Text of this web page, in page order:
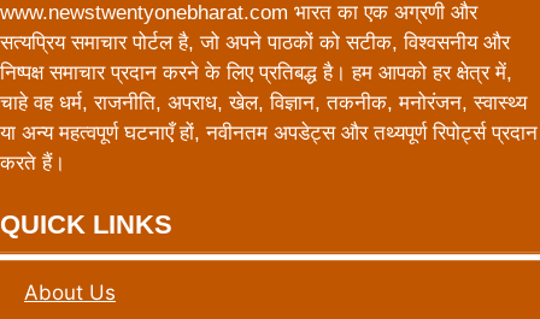
www.newstwentyonebharat.com भारत का एक अग्रणी और
सत्यप्रिय समाचार पोर्टल है, जो अपने पाठकों को सटीक, विश्वसनीय और
निष्पक्ष समाचार प्रदान करने के लिए प्रतिबद्ध है। हम आपको हर क्षेत्र में,
चाहे वह धर्म, राजनीति, अपराध, खेल, विज्ञान, तकनीक, मनोरंजन, स्वास्थ्य
या अन्य महत्वपूर्ण घटनाएँ हों, नवीनतम अपडेट्स और तथ्यपूर्ण रिपोर्ट्स प्रदान
करते हैं।
QUICK LINKS
About Us